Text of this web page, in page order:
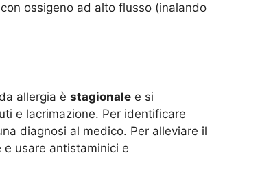
ossigeno ad alto flusso (inalando
allergia è stagionale e si
e lacrimazione. Per identificare
diagnosi al medico. Per alleviare il
usare antistaminici e